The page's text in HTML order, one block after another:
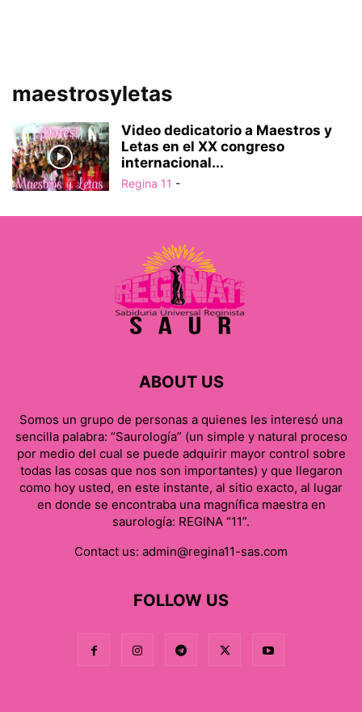
maestrosyletas
Video dedicatorio a Maestros y
Letas en el XX congreso
internacional...
Regina 11 -
ABOUT US
Somos un grupo de personas a quienes les interesó una
sencilla palabra: “Saurología” (un simple y natural proceso
por medio del cual se puede adquirir mayor control sobre
todas las cosas que nos son importantes) y que llegaron
como hoy usted, en este instante, al sitio exacto, al lugar
en donde se encontraba una magnífica maestra en
saurología: REGINA “11”.
Contact us: admin@regina11-sas.com
FOLLOW US